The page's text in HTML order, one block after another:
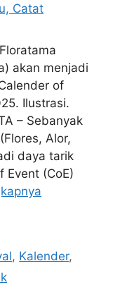
akan menjadi
of
Ilustrasi.
– Sebanyak
Alor,
daya tarik
Event (CoE)
, Kalender,